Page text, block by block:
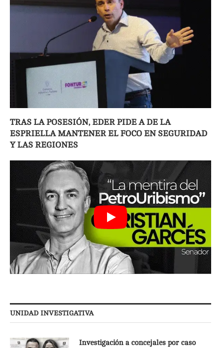
TRAS LA POSESIÓN, EDER PIDE A DE LA
ESPRIELLA MANTENER EL FOCO EN SEGURIDAD
Y LAS REGIONES
UNIDAD INVESTIGATIVA
Investigación a concejales por caso